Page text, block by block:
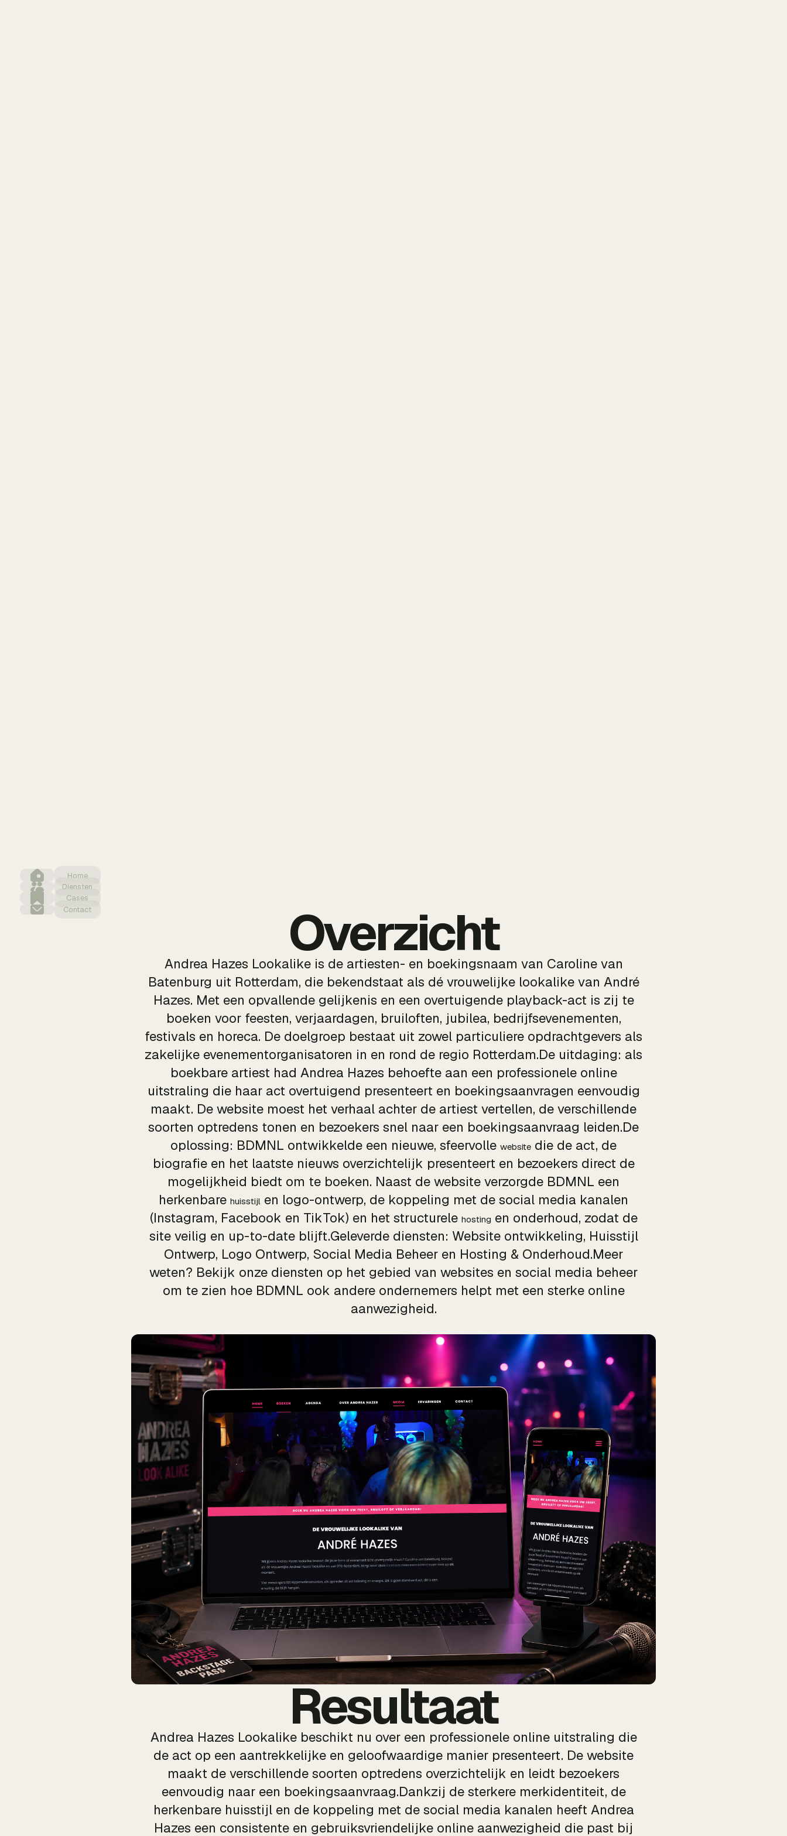
Home
Diensten
Cases
Contact
Overzicht
Andrea Hazes Lookalike is de artiesten- en boekingsnaam van Caroline van
Batenburg uit Rotterdam, die bekendstaat als dé vrouwelijke lookalike van André
Hazes. Met een opvallende gelijkenis en een overtuigende playback-act is zij te
boeken voor feesten, verjaardagen, bruiloften, jubilea, bedrijfsevenementen,
festivals en horeca. De doelgroep bestaat uit zowel particuliere opdrachtgevers als
zakelijke evenementorganisatoren in en rond de regio Rotterdam.De uitdaging: als
boekbare artiest had Andrea Hazes behoefte aan een professionele online
uitstraling die haar act overtuigend presenteert en boekingsaanvragen eenvoudig
maakt. De website moest het verhaal achter de artiest vertellen, de verschillende
soorten optredens tonen en bezoekers snel naar een boekingsaanvraag leiden.De
oplossing: BDMNL ontwikkelde een nieuwe, sfeervolle website die de act, de
biografie en het laatste nieuws overzichtelijk presenteert en bezoekers direct de
mogelijkheid biedt om te boeken. Naast de website verzorgde BDMNL een
herkenbare huisstijl en logo-ontwerp, de koppeling met de social media kanalen
(Instagram, Facebook en TikTok) en het structurele hosting en onderhoud, zodat de
site veilig en up-to-date blijft.Geleverde diensten: Website ontwikkeling, Huisstijl
Ontwerp, Logo Ontwerp, Social Media Beheer en Hosting & Onderhoud.Meer
weten? Bekijk onze diensten op het gebied van websites en social media beheer
om te zien hoe BDMNL ook andere ondernemers helpt met een sterke online
aanwezigheid.
Resultaat
Andrea Hazes Lookalike beschikt nu over een professionele online uitstraling die
de act op een aantrekkelijke en geloofwaardige manier presenteert. De website
maakt de verschillende soorten optredens overzichtelijk en leidt bezoekers
eenvoudig naar een boekingsaanvraag.Dankzij de sterkere merkidentiteit, de
herkenbare huisstijl en de koppeling met de social media kanalen heeft Andrea
Hazes een consistente en gebruiksvriendelijke online aanwezigheid die past bij